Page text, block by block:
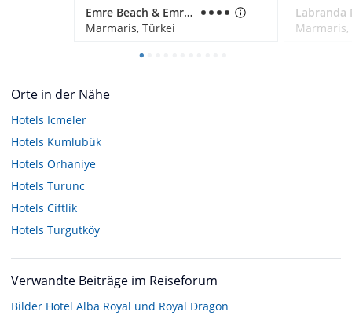
Emre Beach & Emre Hotel
Marmaris, Türkei
Marmaris,
Orte in der Nähe
Hotels Icmeler
Hotels Kumlubük
Hotels Orhaniye
Hotels Turunc
Hotels Ciftlik
Hotels Turgutköy
Verwandte Beiträge im Reiseforum
Bilder Hotel Alba Royal und Royal Dragon